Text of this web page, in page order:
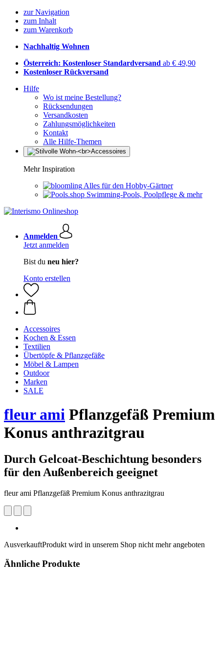
zur Navigation
zum Inhalt
zum Warenkorb
Nachhaltig Wohnen
Österreich: Kostenloser Standardversand ab € 49,90
Kostenloser Rückversand
Hilfe
Wo ist meine Bestellung?
Rücksendungen
Versandkosten
Zahlungsmöglichkeiten
Kontakt
Alle Hilfe-Themen
Mehr Inspiration
Alles für den Hobby-Gärtner
Swimming-Pools, Poolpflege & mehr
Anmelden
Jetzt anmelden
Bist du neu hier?
Konto erstellen
Accessoires
Kochen & Essen
Textilien
Übertöpfe & Pflanzgefäße
Möbel & Lampen
Outdoor
Marken
SALE
fleur ami Pflanzgefäß Premium
Konus anthrazitgrau
Durch Gelcoat-Beschichtung besonders
für den Außenbereich geeignet
fleur ami Pflanzgefäß Premium Konus anthrazitgrau
AusverkauftProdukt wird in unserem Shop nicht mehr angeboten
Ähnliche Produkte